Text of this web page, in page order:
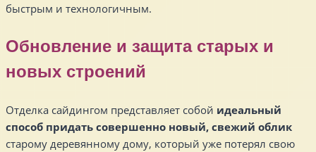
быстрым и технологичным.
Обновление и защита старых и
новых строений
Отделка сайдингом представляет собой идеальный
способ придать совершенно новый, свежий облик
старому деревянному дому, который уже потерял свою